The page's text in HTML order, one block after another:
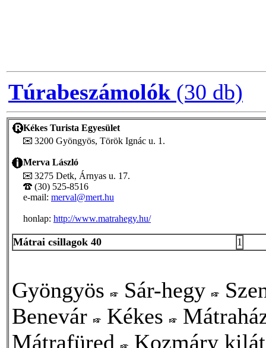
Túrabeszámolók (30 db)
Kékes Turista Egyesület
3200 Gyöngyös, Török Ignác u. 1.
Merva László
3275 Detk, Árnyas u. 17.
(30) 525-8516
e-mail: merval@mert.hu
honlap: http://www.matrahegy.hu/
Mátrai csillagok 40 1
Gyöngyös Sár-hegy
Benevár
Kékes
Mátrafüred
Kozmáry